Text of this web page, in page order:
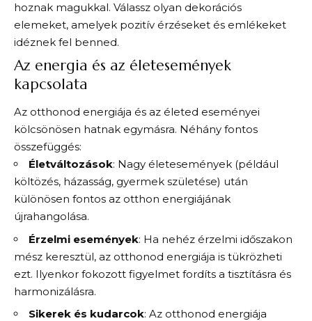
hoznak magukkal. Válassz olyan dekorációs
elemeket, amelyek pozitív érzéseket és emlékeket
idéznek fel benned.
Az energia és az életesemények
kapcsolata
Az otthonod energiája és az életed eseményei
kölcsönösen hatnak egymásra. Néhány fontos
összefüggés:
Életváltozások: Nagy életesemények (például
költözés, házasság, gyermek születése) után
különösen fontos az otthon energiájának
újrahangolása.
Érzelmi események: Ha nehéz érzelmi időszakon
mész keresztül, az otthonod energiája is tükrözheti
ezt. Ilyenkor fokozott figyelmet fordíts a tisztításra és
harmonizálásra.
Sikerek és kudarcok: Az otthonod energiája